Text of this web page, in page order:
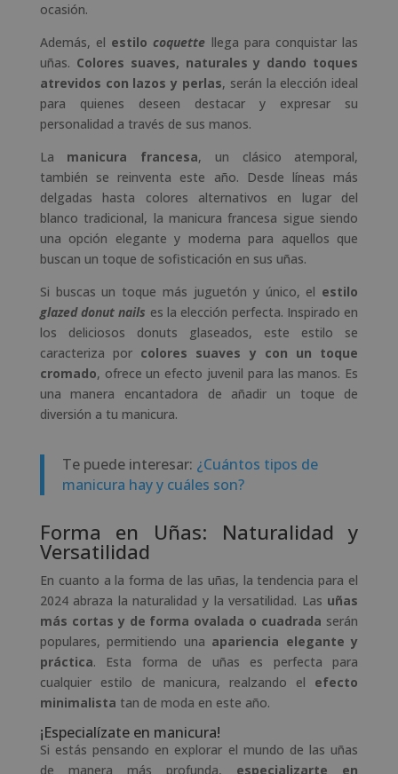
ocasión.
Además, el estilocoquette llega para conquistar las
uñas. Colores suaves, naturales y dando toques
atrevidos con lazos y perlas, serán la elección ideal
para quienes deseen destacar y expresar su
personalidad a través de sus manos.
La manicura francesa, un clásico atemporal,
también se reinventa este año. Desde líneas más
delgadas hasta colores alternativos en lugar del
blanco tradicional, la manicura francesa sigue siendo
una opción elegante y moderna para aquellos que
buscan un toque de sofisticación en sus uñas.
Si buscas un toque más juguetón y único, el estilo
glazed donut nails es la elección perfecta. Inspirado en
los deliciosos donuts glaseados, este estilo se
caracteriza por colores suaves y con un toque
cromado, ofrece un efecto juvenil para las manos. Es
una manera encantadora de añadir un toque de
diversión a tu manicura.
Te puede interesar: ¿Cuántos tipos de
manicura hay y cuáles son?
Forma en Uñas: Naturalidad y
Versatilidad
En cuanto a la forma de las uñas, la tendencia para el
2024 abraza la naturalidad y la versatilidad. Las uñas
más cortas y de forma ovalada o cuadrada serán
populares, permitiendo una apariencia elegante y
práctica. Esta forma de uñas es perfecta para
cualquier estilo de manicura, realzando el efecto
minimalista tan de moda en este año.
¡Especialízate en manicura!
Si estás pensando en explorar el mundo de las uñas
de manera más profunda, especializarte en